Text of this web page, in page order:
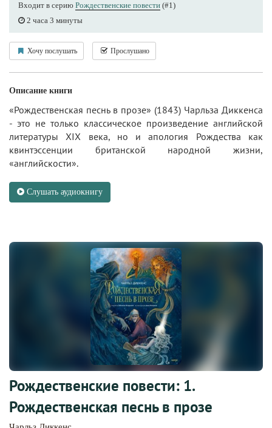
Входит в серию Рождественские повести (#1)
2 часа 3 минуты
Хочу послушать Прослушано
Описание книги
«Рождественская песнь в прозе» (1843) Чарльза Диккенса
- это не только классическое произведение английской
литературы XIX века, но и апология Рождества как
квинтэссенции британской народной жизни,
«английскости».
Слушать аудиокнигу
Рождественские повести: 1.
Рождественская песнь в прозе